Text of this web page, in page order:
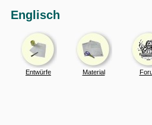
Englisch
Entwürfe Material